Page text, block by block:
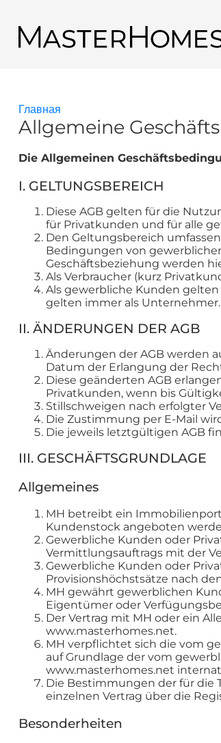
Назад к результатам поиска
Вы здесь
Главная
Allgemeine
Die Allgemeinen
I. GELTUNGSBEREICH
Diese AGB gelten für die
für Privatkunden und für alle
Den Geltungsbereich
Bedingungen von
Geschäftsbeziehung werden
Als Verbraucher (kurz
Als gewerbliche Kunden
gelten immer als Unternehmer.
II. ÄNDERUNGEN DER AGB
Änderungen der AGB werden
Datum der Erlangung der
Diese geänderten AGB
Privatkunden, wenn bis
Stillschweigen nach erfolgter
Die Zustimmung per E-Mail
Die jeweils letztgültigen AGB
III. GESCHÄFTSGRUNDLAGE
Allgemeines
MH betreibt ein
Kundenstock angeboten
Gewerbliche Kunden oder
Vermittlungsauftrags mit der
Gewerbliche Kunden oder
Provisionshöchstsätze nach
MH gewährt gewerblichen
Eigentümer oder
Der Vertrag mit MH oder ein
www.masterhomes.net.
MH verpflichtet sich die vom
auf Grundlage der vom
www.masterhomes.net
Die Bestimmungen der für die
einzelnen Vertrag über die
Besonderheiten